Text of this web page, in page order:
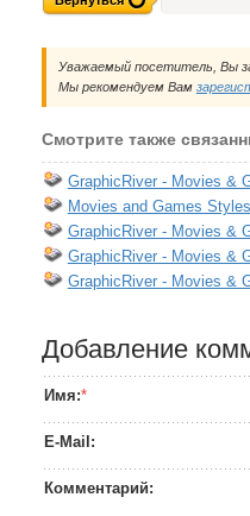
Уважаемый посетитель, Вы
Мы рекомендуем Вам
Смотрите также
GraphicRiver - Movies &
Movies and Games Styles
GraphicRiver - Movies &
GraphicRiver - Movies &
GraphicRiver - Movies &
Добавление
Имя:*
E-Mail:
Комментарий: